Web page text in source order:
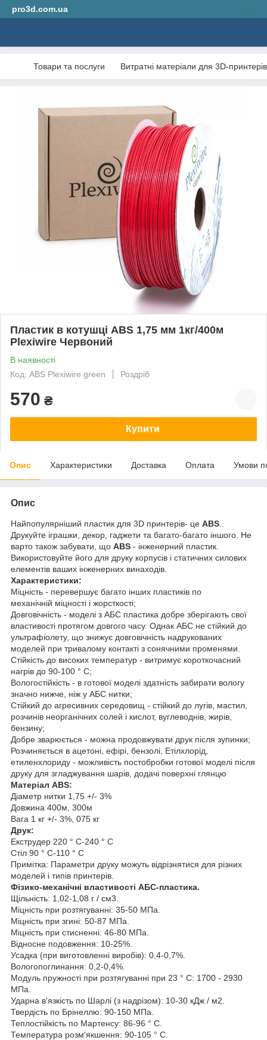
pro3d.com.ua
Товари та послуги Витратні матеріали для 3D-принтерів
Пластик в котушці ABS 1,75 мм 1кг/400м
Plexiwire Червоний
В наявності
Код: ABS Plexiwire green
Роздріб
570 ₴
Купити
Опис Характеристики Доставка Оплата Умови
Опис
Найпопулярніший пластик для 3D принтерів- це ABS
Друкуйте іграшки, декор, гаджети та багато-багато іншого. Не
варто також забувати, що ABS - інженерний пластик.
Використовуйте його для друку корпусів і статичних силових
елементів ваших інженерних винаходів.
Характеристики:
Міцність - перевершує багато інших пластиків по
механічній міцності і жорсткості;
Довговічність - моделі з АБС пластика добре зберігають свої
властивості протягом довгого часу. Однак АБС не стійкий до
ультрафіолету, що знижує довговічність надрукованих
моделей при тривалому контакті з сонячними променями.
Стійкість до високих температур - витримує короткочасний
нагрів до 90-100 ° С;
Вологостійкість - в готової моделі здатність забирати вологу
значно нижче, ніж у АБС нитки;
Стійкий до агресивних середовищ - стійкий до лугів, мастил,
розчинів неорганічних солей і кислот, вуглеводнів, жирів,
бензину;
Добре зварюється - можна продовжувати друк після зупинки;
Розчиняється в ацетоні, ефірі, бензолі, Етілхлорід,
етиленхлориду - можливість постобробки готової моделі після
друку для згладжування шарів, додачі поверхні глянцю
Матеріал ABS:
Діаметр нитки 1,75 +/- 3%
Довжина 400м, 300м
Вага 1 кг +/- 3%, 075 кг
Друк:
Екструдер 220 ° С-240 ° С
Стіл 90 ° С-110 ° С
Примітка: Параметри друку можуть відрізнятися для різних
моделей і типів принтерів.
Фізико-механічні властивості АБС-пластика.
Щільність: 1,02-1,08 г / см3.
Міцність при розтягуванні: 35-50 МПа.
Міцність при згині: 50-87 МПа.
Міцність при стисненні: 46-80 МПа.
Відносне подовження: 10-25%.
Усадка (при виготовленні виробів): 0,4-0,7%.
Вологопоглинання: 0,2-0,4%.
Модуль пружності при розтягуванні при 23 ° С: 1700 - 2930
МПа.
Ударна в'язкість по Шарлі (з надрізом): 10-30 кДж / м2.
Твердість по Брінеллю: 90-150 МПа.
Теплостійкість по Мартенсу: 86-96 ° С.
Температура розм'якшення: 90-105 ° С.